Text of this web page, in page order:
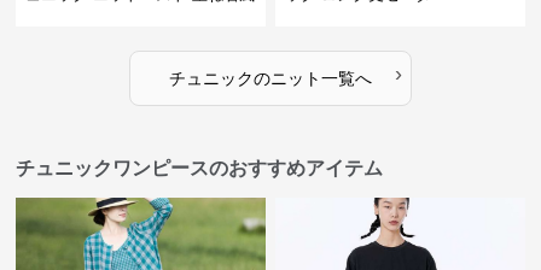
チュニックのニット一覧へ ›
チュニックワンピースのおすすめアイテム